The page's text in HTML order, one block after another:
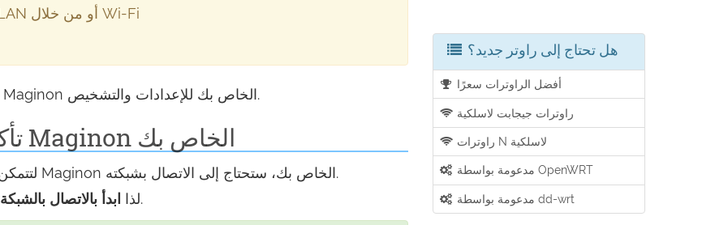
، إما من خلال كابل LAN أو من خلال Wi-Fi
فيما يلي الإرشادات للاتصال بواجهة جهاز الراوتر Maginon الخاص بك للإعدادات والتشخيص.
تأكد من أنك متصل براوتر Maginon الخاص بك
لتتمكن من الوصول إلى صفحات الإعداد الخاصة براوتر Maginon الخاص بك، ستحتاج إلى الاتصال بشبكته.
لذا ابدأ بالاتصال بالشبكة ، إما من خلال واي فاي أو من خلال كابل إيثرنت.
هل تحتاج إلى راوتر جديد؟
أفضل الراوترات سعرًا
راوترات جيجابت لاسلكية
راوترات N لاسلكية
مدعومة بواسطة OpenWRT
مدعومة بواسطة dd-wrt